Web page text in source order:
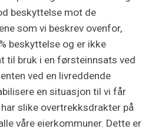
beskyttelse mot de
som vi beskrev ovenfor,
beskyttelse og er ikke
til bruk i en førsteinnsats ved
ved en livreddende
en situasjon til vi får
slike overtrekksdrakter på
våre eierkommuner. Dette er